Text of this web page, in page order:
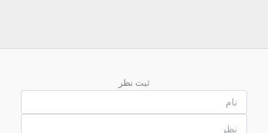
ثبت نظر